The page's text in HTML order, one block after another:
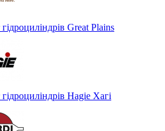
Great Plains
Hagie Хагі